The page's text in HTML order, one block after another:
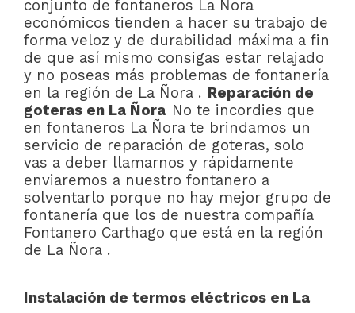
conjunto de fontaneros La Ñora
económicos tienden a hacer su trabajo de
forma veloz y de durabilidad máxima a fin
de que así mismo consigas estar relajado
y no poseas más problemas de fontanería
en la región de La Ñora . Reparación de
goteras en La Ñora No te incordies que
en fontaneros La Ñora te brindamos un
servicio de reparación de goteras, solo
vas a deber llamarnos y rápidamente
enviaremos a nuestro fontanero a
solventarlo porque no hay mejor grupo de
fontanería que los de nuestra compañía
Fontanero Carthago que está en la región
de La Ñora .
Instalación de termos eléctricos en La